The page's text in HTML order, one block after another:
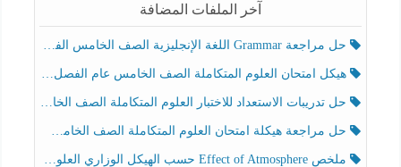
آخر الملفات المضافة
حل مراجعة Grammar اللغة الإنجليزية الصف الخامس الفصل الثالث
هيكل امتحان العلوم المتكاملة الصف الخامس عام الفصل الدراسي الثالث 2025-2026
حل تدريبات الاستعداد للاختبار العلوم المتكاملة الصف الخامس عام الفصل الثالث
حل مراجعة هيكلة امتحان العلوم المتكاملة الصف الخامس انسبير الفصل الثالث
ملخص Effect of Atmosphere حسب الهيكل الوزاري العلوم المتكاملة الصف الخامس انسبير الفصل الثالث